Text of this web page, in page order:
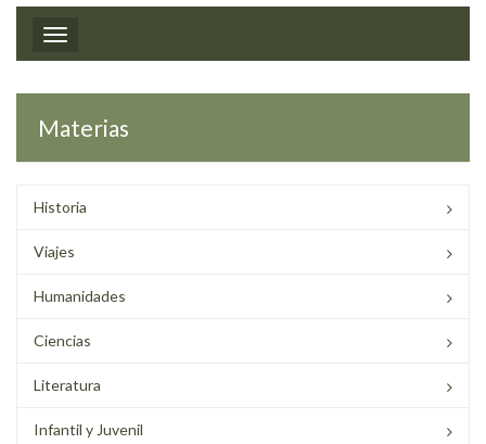
Toggle navigation
Materias
Historia
Viajes
Humanidades
Ciencias
Literatura
Infantil y Juvenil